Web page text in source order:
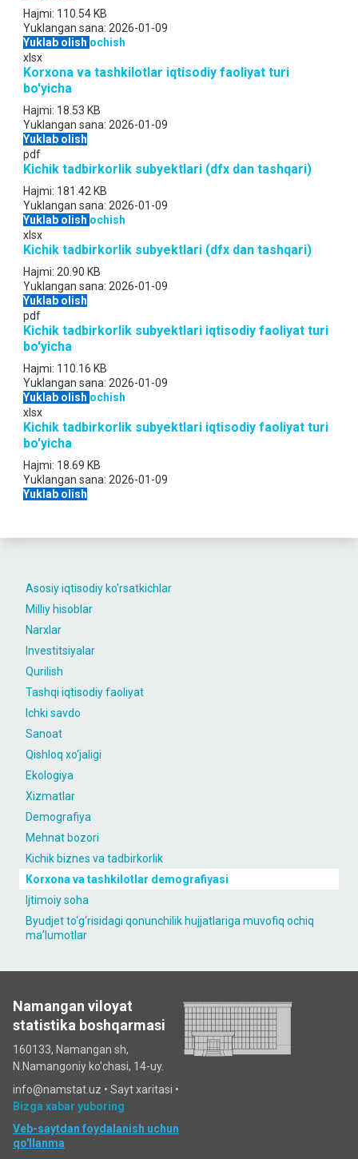
Asosiy iqtisodiy ko'rsatkichlar
Milliy hisoblar
Narxlar
Investitsiyalar
Qurilish
Tashqi iqtisodiy faoliyat
Ichki savdo
Sanoat
Qishloq xo‘jaligi
Ekologiya
Xizmatlar
Demografiya
Mehnat bozori
Kichik biznes va tadbirkorlik
Korxona va tashkilotlar demografiyasi
Ijtimoiy soha
Byudjet to‘g‘risidagi qonunchilik hujjatlariga muvofiq ochiq
maʼlumotlar
Hajmi: 110.54 KB
Yuklangan sana: 2026-01-09
Yuklab olish ochish
xlsx
Korxona va tashkilotlar iqtisodiy faoliyat turi
bo'yicha
Hajmi: 18.53 KB
Yuklangan sana: 2026-01-09
Yuklab olish
pdf
Kichik tadbirkorlik subyektlari (dfx dan tashqari)
Hajmi: 181.42 KB
Yuklangan sana: 2026-01-09
Yuklab olish ochish
xlsx
Kichik tadbirkorlik subyektlari (dfx dan tashqari)
Hajmi: 20.90 KB
Yuklangan sana: 2026-01-09
Yuklab olish
pdf
Kichik tadbirkorlik subyektlari iqtisodiy faoliyat turi
bo'yicha
Hajmi: 110.16 KB
Yuklangan sana: 2026-01-09
Yuklab olish ochish
xlsx
Kichik tadbirkorlik subyektlari iqtisodiy faoliyat turi
bo'yicha
Hajmi: 18.69 KB
Yuklangan sana: 2026-01-09
Yuklab olish
Namangan viloyat
statistika boshqarmasi
160133, Namangan sh,
N.Namangoniy ko'chasi, 14-uy.
info@namstat.uz • Sayt xaritasi •
Bizga xabar yuboring
Veb-saytdan foydalanish uchun
qo'llanma